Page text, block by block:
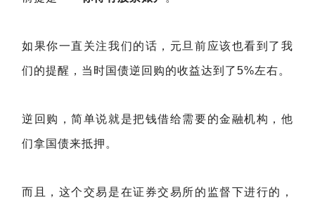
如果你一直关注我们的话，元旦前应该也看到了我
们的提醒，当时国债逆回购的收益达到了5%左右。
逆回购，简单说就是把钱借给需要的金融机构，他
们拿国债来抵押。
而且，这个交易是在证券交易所的监督下进行的，